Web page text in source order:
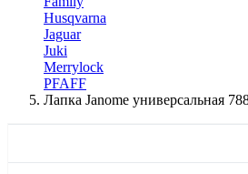
Husqvarna
Jaguar
Juki
Merrylock
PFAFF
Лапка Janome универсальная